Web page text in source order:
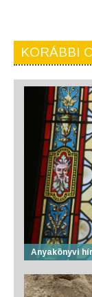
KORÁBBI
Anyakönyvi